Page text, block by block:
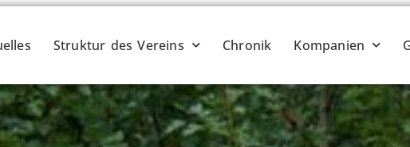
Struktur des Vereins Chronik Kompanien